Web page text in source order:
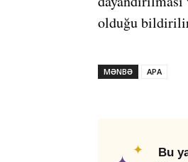
olduğu
MƏNBƏ APA
✦
Bu